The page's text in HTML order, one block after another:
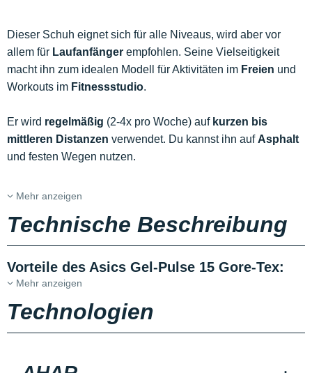
Dieser Schuh eignet sich für alle Niveaus, wird aber vor
allem für Laufanfänger empfohlen. Seine Vielseitigkeit
macht ihn zum idealen Modell für Aktivitäten im Freien und
Workouts im Fitnessstudio.
Er wird regelmäßig (2-4x pro Woche) auf kurzen bis
mittleren Distanzen verwendet. Du kannst ihn auf Asphalt
und festen Wegen nutzen.
Mehr anzeigen
Technische Beschreibung
Vorteile des Asics Gel-Pulse 15 Gore-Tex:
Mehr anzeigen
Technologien